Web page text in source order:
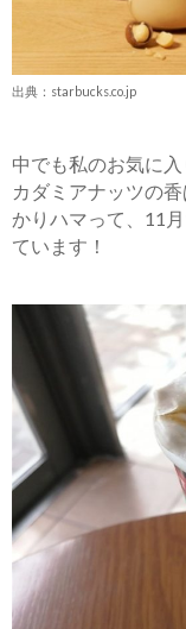
出典：starbucks.co.jp
中でも私のお気に入
カダミアナッツの
かりハマって、11
ています！